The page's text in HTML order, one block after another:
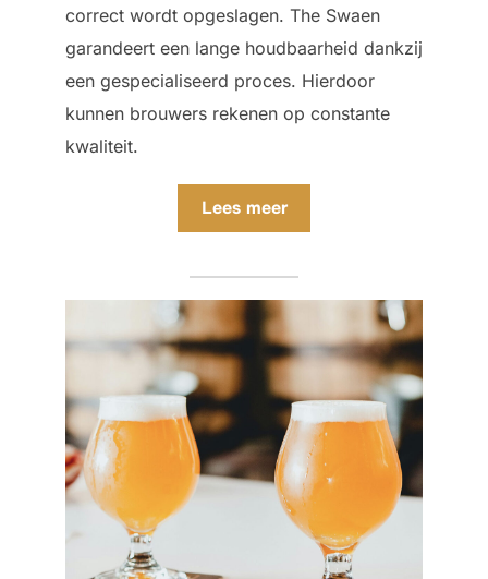
correct wordt opgeslagen. The Swaen
garandeert een lange houdbaarheid dankzij
een gespecialiseerd proces. Hierdoor
kunnen brouwers rekenen op constante
kwaliteit.
Lees meer